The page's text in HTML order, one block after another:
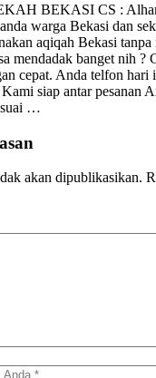
BEKASI CS :
warga Bekasi dan
aqiqah Bekasi
mendadak banget nih ?
cepat. Anda telfon hari
siap antar pesanan
…
akan dipublikasikan.